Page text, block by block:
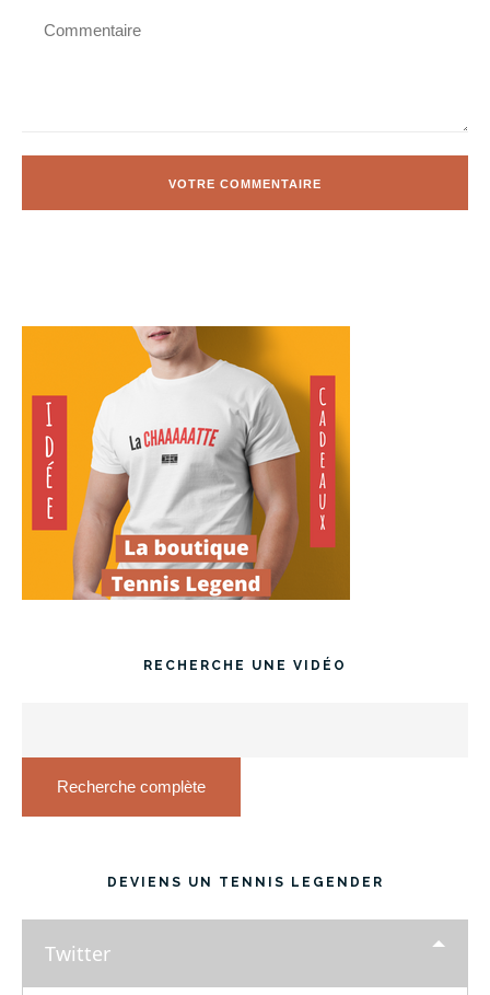
RECHERCHE UNE VIDÉO
Recherche complète
DEVIENS UN TENNIS LEGENDER
Twitter